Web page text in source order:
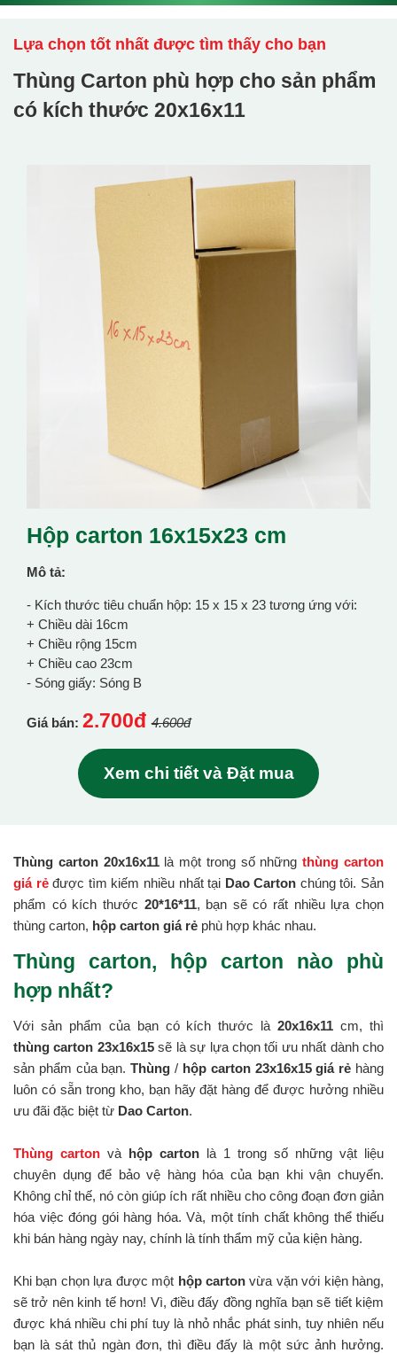
Lựa chọn tốt nhất được tìm thấy cho bạn
Thùng Carton phù hợp cho sản phẩm
có kích thước 20x16x11
Hộp carton 16x15x23 cm
Mô tả:
- Kích thước tiêu chuẩn hộp: 15 x 15 x 23 tương ứng với:
+ Chiều dài 16cm
+ Chiều rộng 15cm
+ Chiều cao 23cm
- Sóng giấy: Sóng B
Giá bán: 2.700đ 4.600đ
Xem chi tiết và Đặt mua
Thùng carton 20x16x11là một trong số nhữngthùng carton
giá rẻđược tìm kiếm nhiều nhất tại Dao Carton chúng tôi. Sản
phẩm có kích thước 20*16*11, bạn sẽ có rất nhiều lựa chọn
thùng carton, hộp carton giá rẻ phù hợp khác nhau.
Thùng carton, hộp carton nào phù
hợp nhất?
Với sản phẩm của bạn có kích thước là20x16x11cm, thì
thùng carton 23x16x15sẽ là sự lựa chọn tối ưu nhất dành cho
sản phẩm của bạn.Thùng/ hộp carton 23x16x15 giá rẻ hàng
luôn có sẵn trong kho, bạn hãy đặt hàng để được hưởng nhiều
ưu đãi đặc biệt từ Dao Carton.
Thùng carton và hộp carton là 1 trong số những vật liệu
chuyên dụng để bảo vệ hàng hóa của bạn khi vận chuyển.
Không chỉ thế, nó còn giúp ích rất nhiều cho công đoạn đơn giản
hóa việc đóng gói hàng hóa. Và, một tính chất không thể thiếu
khi bán hàng ngày nay, chính là tính thẩm mỹ của kiện hàng.
Khi bạn chọn lựa được một hộp cartonvừa vặn với kiện hàng,
sẽ trở nên kinh tế hơn! Vì, điều đấy đồng nghĩa bạn sẽ tiết kiệm
được khá nhiều chi phí tuy là nhỏ nhắc phát sinh, tuy nhiên nếu
bạn là sát thủ ngàn đơn, thì điều đấy là một sức ảnh hưởng.